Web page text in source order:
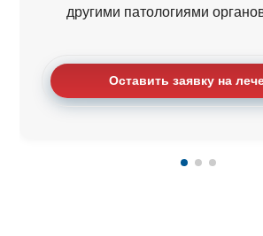
другими патологиями
Оставить заявку на